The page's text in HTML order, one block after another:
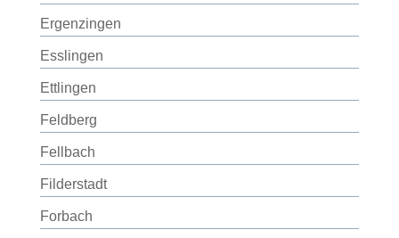
Ergenzingen
Esslingen
Ettlingen
Feldberg
Fellbach
Filderstadt
Forbach